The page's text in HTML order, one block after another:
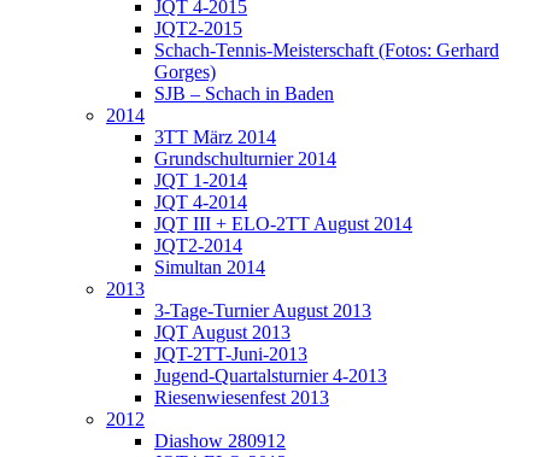
JQT 4-2015
JQT2-2015
Schach-Tennis-Meisterschaft (Fotos: Gerhard
Gorges)
SJB – Schach in Baden
2014
3TT März 2014
Grundschulturnier 2014
JQT 1-2014
JQT 4-2014
JQT III + ELO-2TT August 2014
JQT2-2014
Simultan 2014
2013
3-Tage-Turnier August 2013
JQT August 2013
JQT-2TT-Juni-2013
Jugend-Quartalsturnier 4-2013
Riesenwiesenfest 2013
2012
Diashow 280912